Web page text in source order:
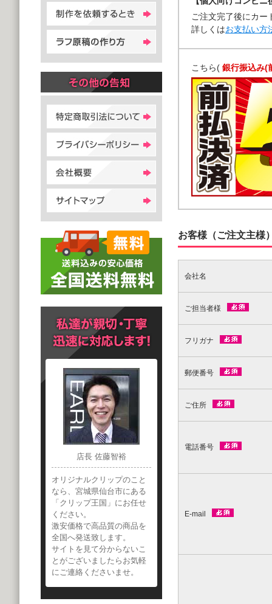
ご注文完了後にカー
詳しくはお支払い方
こちら( 銀行振込み(
お客様（ご注文主様
会社名
ご担当者様
フリガナ
郵便番号
ご住所
電話番号
E-mail
店長 佐藤智裕
オリジナルクリップのこと
なら、宮城県仙台市にある
「クリップ王国」にお任せ
ください。
激安価格で高品質の商品を
全国へ発送致します。
サイトを見て分からないこ
とがございましたらお気軽
にご連絡くださいませ。